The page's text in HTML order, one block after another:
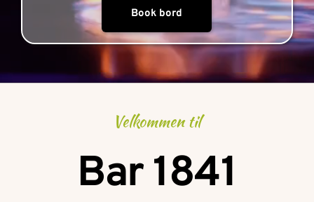
Book bord
Velkommen til
Bar 1841